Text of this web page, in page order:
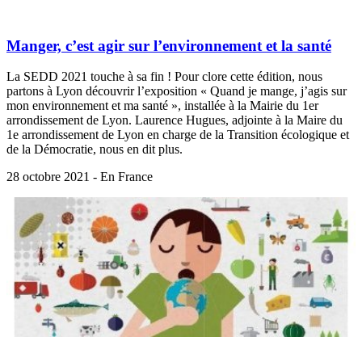
Manger, c’est agir sur l’environnement et la santé
La SEDD 2021 touche à sa fin ! Pour clore cette édition, nous
partons à Lyon découvrir l’exposition « Quand je mange, j’agis sur
mon environnement et ma santé », installée à la Mairie du 1er
arrondissement de Lyon. Laurence Hugues, adjointe à la Maire du
1e arrondissement de Lyon en charge de la Transition écologique et
de la Démocratie, nous en dit plus.
28 octobre 2021 - En France